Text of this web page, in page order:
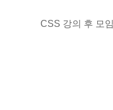
CSS 강의 후 모임